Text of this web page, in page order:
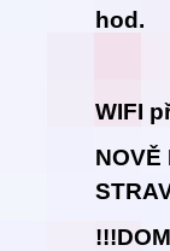
hod.
WIFI
NOVĚ